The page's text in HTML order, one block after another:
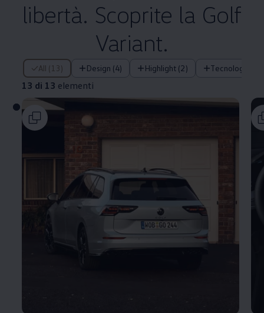
libertà. Scoprite la Golf
Variant.
All (13) Design (4) Highlight (2) Tecnologia (3)
13 di 13 elementi
13 di 13 elementi